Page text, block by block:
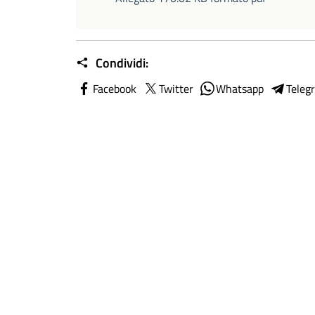
Condividi:
Facebook Twitter Whatsapp